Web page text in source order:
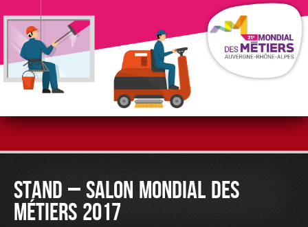
LE BOOK
CONTACT
STAND – SALON MONDIAL DES
MÉTIERS 2017